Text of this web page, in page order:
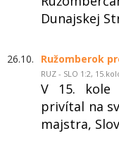
Dunajskej
26.10. Ružomberok
RUZ - SLO 1:2,
V 15. kole
privítal na
majstra,